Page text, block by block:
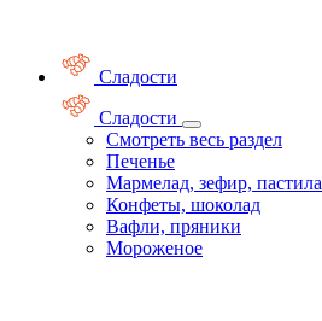
Сладости
Сладости
Смотреть весь раздел
Печенье
Мармелад, зефир, пастила
Конфеты, шоколад
Вафли, пряники
Мороженое